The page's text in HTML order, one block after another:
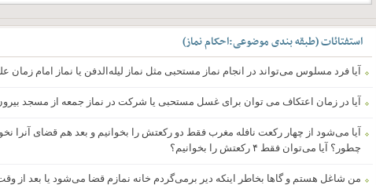
استفتائات(طبقه بندی موضوعی:احکام نماز)
آیا فرد مسلوس می‌تواند در انجام نماز مستحبی مثل نماز لیله‌الدفن یا نماز امام زمان
آیا در زمان اعتکاف می توان برای غسل مستحبی یا شرکت در نماز جمعه از مسجد
چطور؟ آیا می‌توان فقط ۴ رکعتش را بخوانیم؟
من شاغل هستم و گاها بخاطر اینکه دیر برمی‌گردم خانه نمازم قضا می‌شود یا بعد از